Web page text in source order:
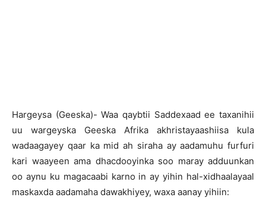
Hargeysa (Geeska)- Waa qaybtii Saddexaad ee taxanihii
uu wargeyska Geeska Afrika akhristayaashiisa kula
wadaagayey qaar ka mid ah siraha ay aadamuhu furfuri
kari waayeen ama dhacdooyinka soo maray adduunkan
oo aynu ku magacaabi karno in ay yihin hal-xidhaalayaal
maskaxda aadamaha dawakhiyey, waxa aanay yihiin: